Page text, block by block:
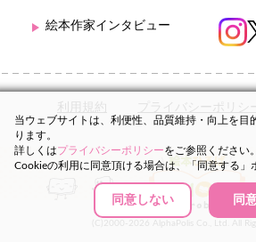
絵本作家インタビュー
利用規約 プライバシーポリシ
(C)2000-2026 AlphaPolis Co., Ltd. All
当ウェブサイトは、利便性、品質維持・向上を目
ります。
詳しくはプライバシーポリシーをご参照ください。
Cookieの利用に同意頂ける場合は、「同意する」
同意しない 同